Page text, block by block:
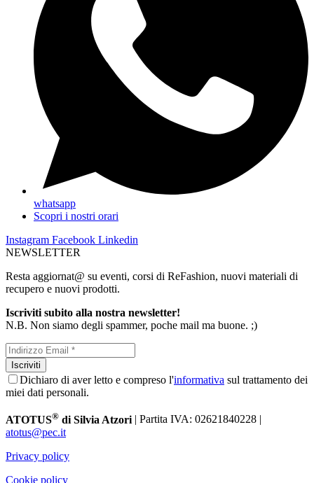
whatsapp
Scopri i nostri orari
Instagram Facebook Linkedin
NEWSLETTER
Resta aggiornat@ su eventi, corsi di ReFashion, nuovi materiali di
recupero e nuovi prodotti.
Iscriviti subito alla nostra newsletter!
N.B. Non siamo degli spammer, poche mail ma buone. ;)
Dichiaro di aver letto e compreso l'informativa sul trattamento dei
miei dati personali.
ATOTUS® di Silvia Atzori | Partita IVA: 02621840228 |
atotus@pec.it
Privacy policy
Cookie policy